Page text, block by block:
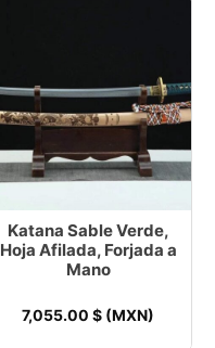
Katana Sable Verde,
Hoja Afilada, Forjada a
Mano
7,055.00 $ (MXN)